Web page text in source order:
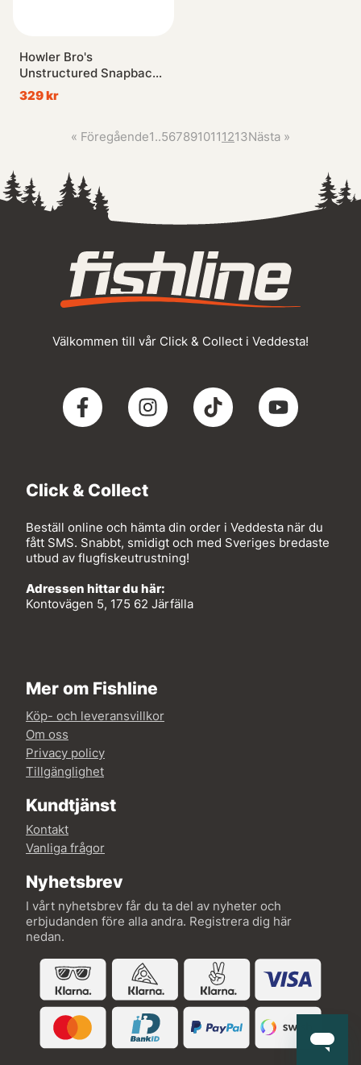
Howler Bro's
Unstructured Snapback
Hats Trout Bolt - Navy
Corduroy
329 kr
« Föregående1..5678910111213Nästa »
Välkommen till vår Click & Collect i Veddesta!
Click & Collect
Beställ online och hämta din order i Veddesta när du
fått SMS. Snabbt, smidigt och med Sveriges bredaste
utbud av flugfiskeutrustning!
Adressen hittar du här:
Kontovägen 5, 175 62 Järfälla
Mer om Fishline
Köp- och leveransvillkor
Om oss
Privacy policy
Tillgänglighet
Kundtjänst
Kontakt
Vanliga frågor
Nyhetsbrev
I vårt nyhetsbrev får du ta del av nyheter och
erbjudanden före alla andra. Registrera dig här
nedan.